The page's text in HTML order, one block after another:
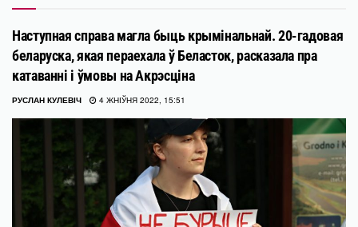
Наступная справа магла быць крымінальнай. 20-гадовая
беларуска, якая пераехала ў Беласток, расказала пра
катаванні і ўмовы на Акрэсціна
РУСЛАН КУЛЕВІЧ 4 ЖНІЎНЯ 2022, 15:51